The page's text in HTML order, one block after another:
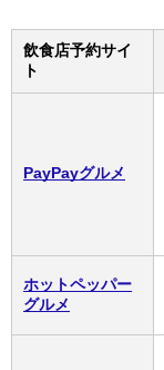
飲食店予約サイ
ト
PayPayグルメ
ホットペッパー
グルメ